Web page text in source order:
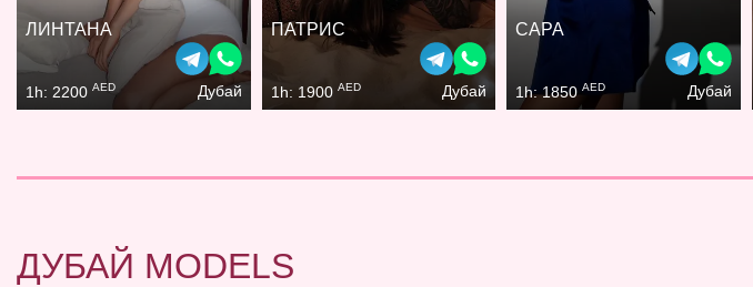
ЛИНТАНА
1h: 2200 AED Дубай
ПАТРИС
1h: 1900 AED Дубай
САРА
1h: 1850AED Дубай
ДУБАЙ MODELS